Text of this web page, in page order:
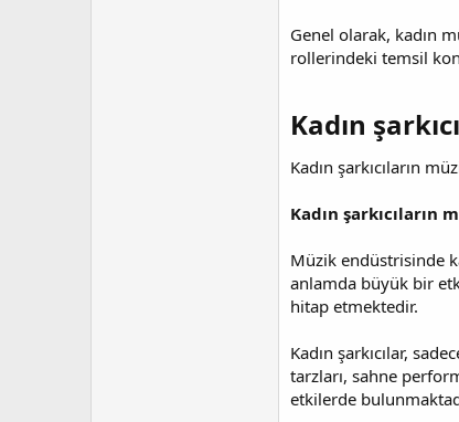
Genel olarak, kadın
rollerindeki temsil
Kadın
Kadın şarkıcıların
Kadın şarkıcıların
Müzik endüstrisinde
anlamda büyük bir
hitap etmektedir.
Kadın şarkıcılar,
tarzları, sahne
etkilerde